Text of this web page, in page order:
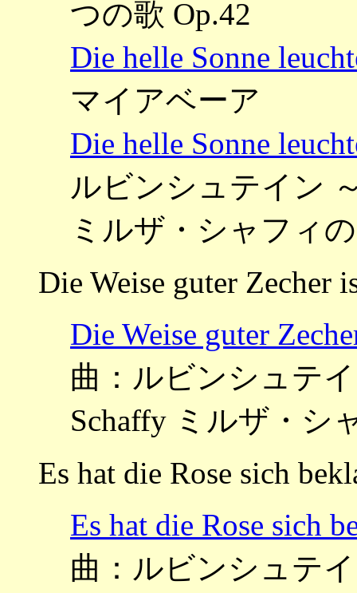
つの歌 Op.42
Die helle Sonne
マイアベーア
Die helle Sonne
ルビンシュテイン
ミルザ・シャフィ
Die Weise guter Zecher
Die Weise guter
曲：ルビンシュテ
Schaffy ミルザ・シ
Es hat die Rose sich
Es hat die Rose
曲：ルビンシュテ